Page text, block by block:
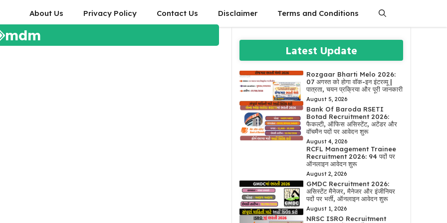
About Us Privacy Policy Contact Us Disclaimer Terms and Conditions
mdm
Latest Update
Rozgaar Bharti Melo 2026:
07 अगस्त को होगा वॉक-इन इंटरव्यू |
पात्रता, चयन प्रक्रिया और पूरी जानकारी
August 5, 2026
Bank Of Baroda RSETI
Botad Recruitment 2026:
फैकल्टी, ऑफिस असिस्टेंट, अटेंडर और
वॉचमैन पदों पर आवेदन शुरू
August 4, 2026
RCFL Management Trainee
Recruitment 2026: 94 पदों पर
ऑनलाइन आवेदन शुरू
August 2, 2026
GMDC Recruitment 2026:
असिस्टेंट मैनेजर, मैनेजर और इंजीनियर
पदों पर भर्ती, ऑनलाइन आवेदन शुरू
August 1, 2026
NRSC ISRO Recruitment